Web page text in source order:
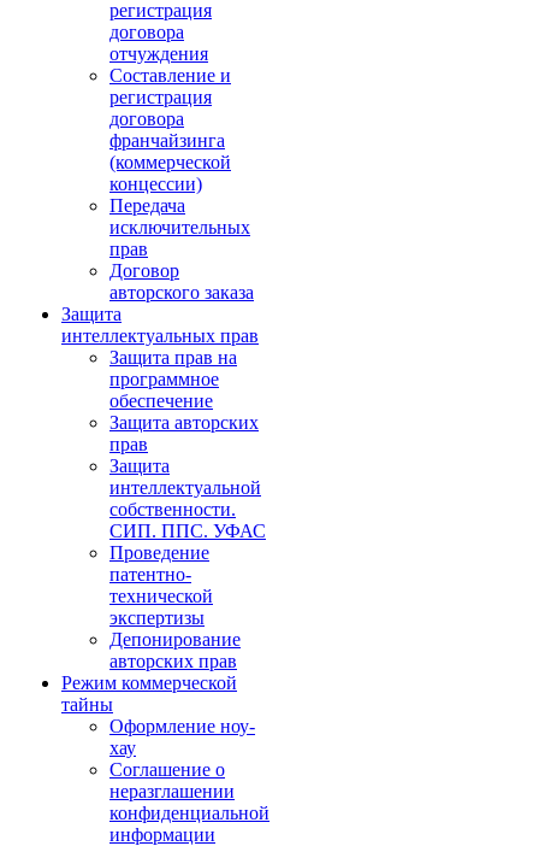
регистрация
договора
отчуждения
Составление и
регистрация
договора
франчайзинга
(коммерческой
концессии)
Передача
исключительных
прав
Договор
авторского заказа
Защита
интеллектуальных прав
Защита прав на
программное
обеспечение
Защита авторских
прав
Защита
интеллектуальной
собственности.
СИП. ППС. УФАС
Проведение
патентно-
технической
экспертизы
Депонирование
авторских прав
Режим коммерческой
тайны
Оформление ноу-
хау
Соглашение о
неразглашении
конфиденциальной
информации